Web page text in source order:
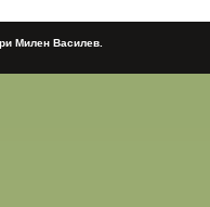
Милен Василев.